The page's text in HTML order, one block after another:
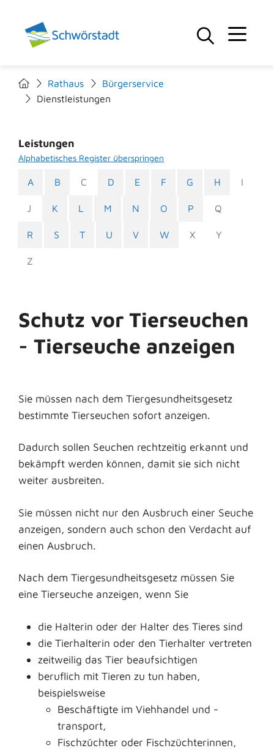
Rathaus
Bürgerservice
Dienstleistungen
Leistungen
Alphabetisches Register überspringen
A B C D E F G H I
J K L M N O P Q
R S T U V W X Y
Z
Schutz vor Tierseuchen
- Tierseuche anzeigen
Sie müssen nach dem Tiergesundheitsgesetz
bestimmte Tierseuchen sofort anzeigen.
Dadurch sollen Seuchen rechtzeitig erkannt und
bekämpft werden können, damit sie sich nicht
weiter ausbreiten.
Sie müssen nicht nur den Ausbruch einer Seuche
anzeigen, sondern auch schon den Verdacht auf
einen Ausbruch.
Nach dem Tiergesundheitsgesetz müssen Sie
eine Tierseuche anzeigen, wenn Sie
die Halterin oder der Halter des Tieres sind
die Tierhalterin oder den Tierhalter vertreten
zeitweilig das Tier beaufsichtigen
beruflich mit Tieren zu tun haben,
beispielsweise
Beschäftigte im Viehhandel und -
transport,
Fischzüchter oder Fischzüchterinnen,